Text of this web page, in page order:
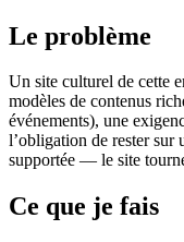
Le problème
Un site culturel de cette
modèles de contenus
événements), une
l’obligation de rester sur
supportée — le site
Ce que je fais